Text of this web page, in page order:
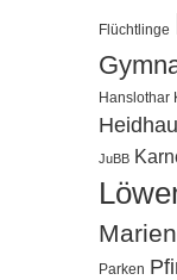
Flüchtlinge
Hanslothar
JuBB
Parken